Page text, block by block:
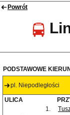
Powrót
PODSTAWOWE
pl. Niepodległości
ULICA
1.